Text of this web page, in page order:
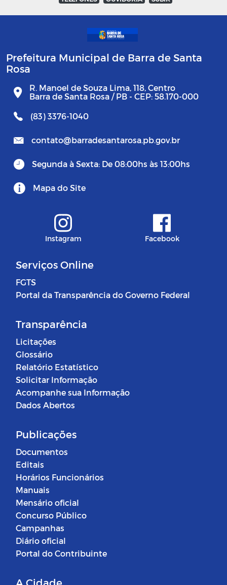
Prefeitura Municipal de Barra de Santa
Rosa
R. Manoel de Souza Lima, 118, Centro
Barra de Santa Rosa / PB - CEP: 58.170-000
(83) 3376-1040
contato@barradesantarosa.pb.gov.br
Segunda à Sexta: De 08:00hs às 13:00hs
Mapa do Site
Instagram Facebook
Serviços Online
FGTS
Portal da Transparência do Governo Federal
Transparência
Licitações
Glossário
Relatório Estatístico
Solicitar Informação
Acompanhe sua Informação
Dados Abertos
Publicações
Documentos
Editais
Horários Funcionários
Manuais
Mensário oficial
Concurso Público
Campanhas
Diário oficial
Portal do Contribuinte
A Cidade